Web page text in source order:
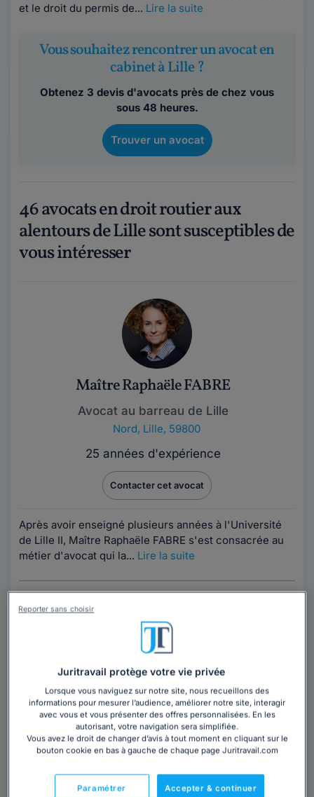
et le droit du permis de... Lire la suite
Vous souhaitez rencontrer un avocat en
cabinet à Lille ?
Obtenez 3 devis d'avocats près de chez vous
sous 48 heures.
Trouver un avocat
46 avocats en droit routier aux
alentours de Lille sont susceptibles de
vous intéresser
Maître Raphaële FABRE
Avocat au barreau de Lille
Nord, Lille, 59800
25 années d'expérience
Contacter cet avocat
Après avoir enseigné plusieurs années à l'Université
de Lille II, Maître Raphaële FABRE s'est consacrée au
métier d'avocat qui la... Lire la suite
Maître Elisabeth THOMAS BOURGEOIS
Avocat au barreau de Lille
Nord ,Lille, 59800
21 années d'expérience
Contacter cet avocat
Juritravail protège votre vie privée
Lorsque vous naviguez sur notre site, nous recueillons des
informations pour mesurer l’audience, améliorer notre site, interagir
avec vous et vous présenter des offres personnalisées. En les
autorisant, votre navigation sera simplifiée.
Vous avez le droit de changer d’avis à tout moment en cliquant sur le
bouton cookie en bas à gauche de chaque page Juritravail.com
Accepter & continuer
Paramétrer
Reporter sans choisir